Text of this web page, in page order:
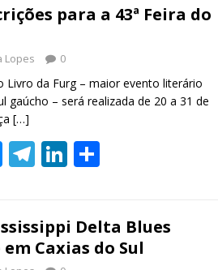
e
g
er
gr
m
e e
para a 43ª Feira do
Lopes 0
Livro da Furg – maior evento literário
gaúcho – será realizada de 20 a 31 de
[…]
M
e
e
n
T
el
gr
a
Li
n
e
dI
e
Delta Blues
Caxias do Sul